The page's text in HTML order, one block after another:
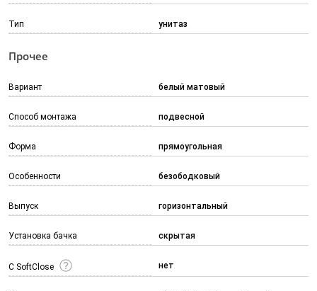
Тип унитаз
Прочее
Вариант белый матовый
Способ монтажа подвесной
Форма прямоугольная
Особенности безободковый
Выпуск горизонтальный
Установка бачка скрытая
С SoftClose нет